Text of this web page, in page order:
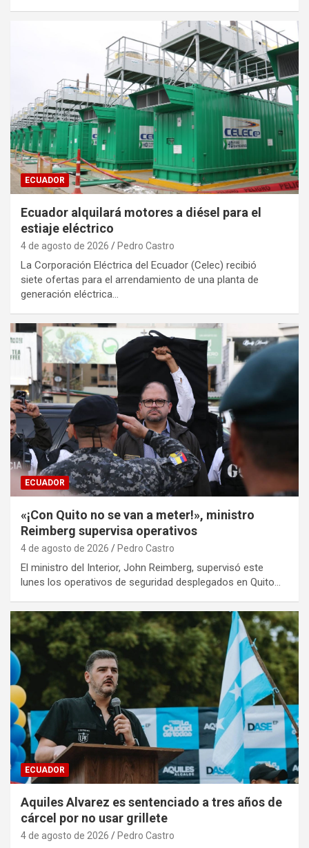
ECUADOR
Ecuador alquilará motores a diésel para el
estiaje eléctrico
4 de agosto de 2026 Pedro Castro
La Corporación Eléctrica del Ecuador (Celec) recibió
siete ofertas para el arrendamiento de una planta de
generación eléctrica…
ECUADOR
«¡Con Quito no se van a meter!», ministro
Reimberg supervisa operativos
4 de agosto de 2026 Pedro Castro
El ministro del Interior, John Reimberg, supervisó este
lunes los operativos de seguridad desplegados en Quito…
ECUADOR
Aquiles Alvarez es sentenciado a tres años de
cárcel por no usar grillete
4 de agosto de 2026 Pedro Castro